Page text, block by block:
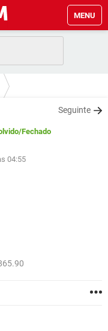
MENU
Seguinte
/Fechado
04:55